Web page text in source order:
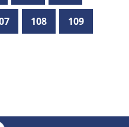
108 109